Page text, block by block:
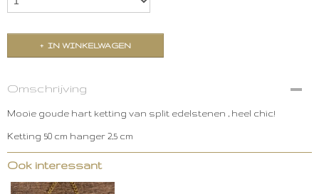
IN WINKELWAGEN
Omschrijving
Mooie goude hart ketting van split edelstenen , heel chic!
Ketting 50 cm hanger 2,5 cm
Ook interessant